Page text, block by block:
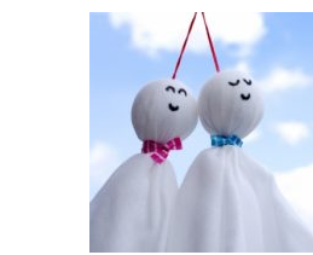
は
ま
り
に